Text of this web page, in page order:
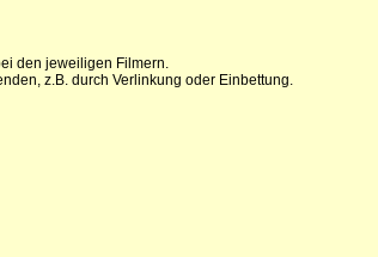
den jeweiligen Filmern.
z.B. durch Verlinkung oder Einbettung.